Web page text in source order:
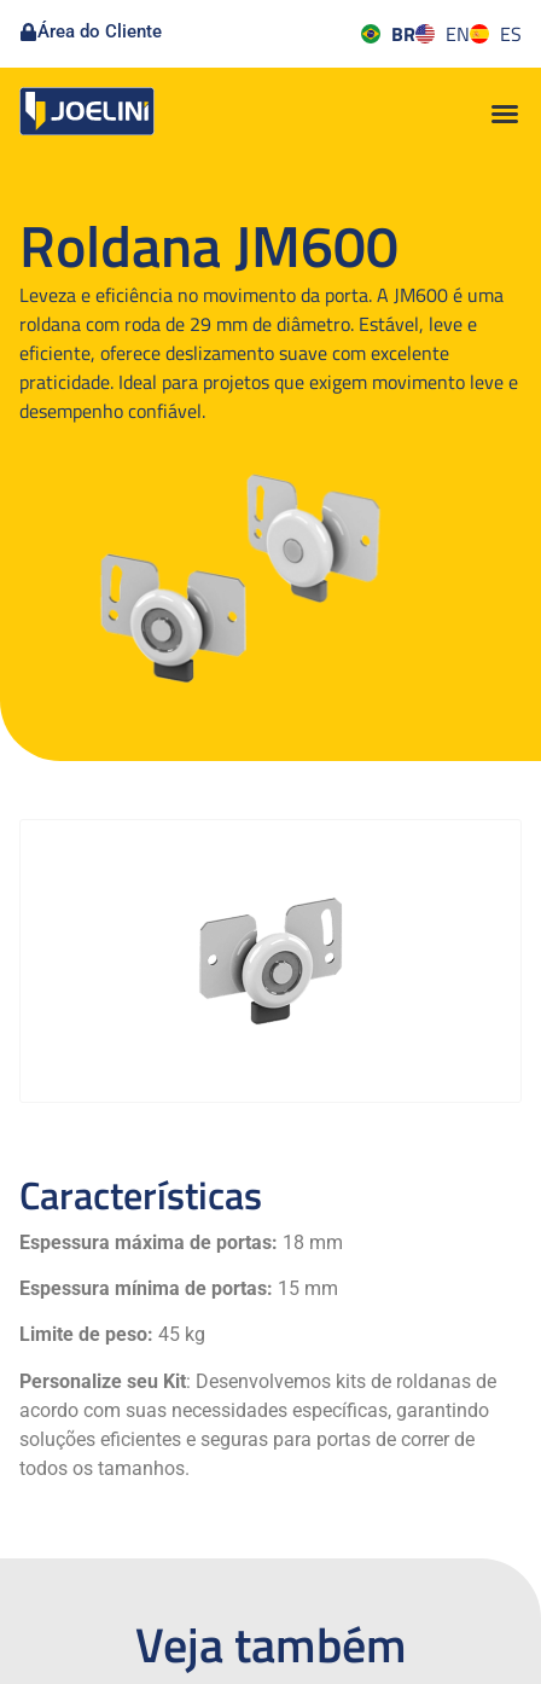
Área do Cliente BR EN ES
Roldana JM600
Leveza e eficiência no movimento da porta. A JM600 é uma
roldana com roda de 29 mm de diâmetro. Estável, leve e
eficiente, oferece deslizamento suave com excelente
praticidade. Ideal para projetos que exigem movimento leve e
desempenho confiável.
Características
Espessura máxima de portas: 18 mm
Espessura mínima de portas: 15 mm
Limite de peso: 45 kg
Personalize seu Kit: Desenvolvemos kits de roldanas de
acordo com suas necessidades específicas, garantindo
soluções eficientes e seguras para portas de correr de
todos os tamanhos.
Veja também